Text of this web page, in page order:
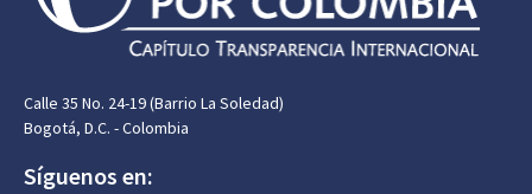
Calle 35 No. 24-19 (Barrio La Soledad)
Bogotá, D.C. - Colombia
Síguenos en: